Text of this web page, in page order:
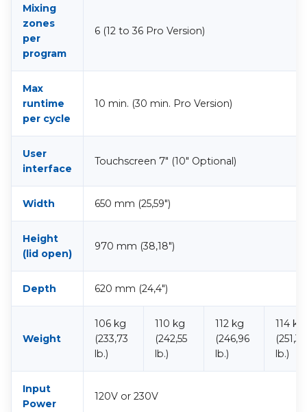
Mixing
zones
per
program
6 (12 to 36 Pro Version)
Max
runtime
per cycle
10 min. (30 min. Pro Version)
User
interface
Touchscreen 7″ (10″ Optional)
Width 650 mm (25,59″)
Height
(lid open)
970 mm (38,18″)
Depth 620 mm (24,4″)
Weight
106 kg
(233,73
lb.)
110 kg
(242,55
lb.)
112 kg
(246,96
lb.)
114 kg
(251,37
lb.)
Input
Power
120V or 230V